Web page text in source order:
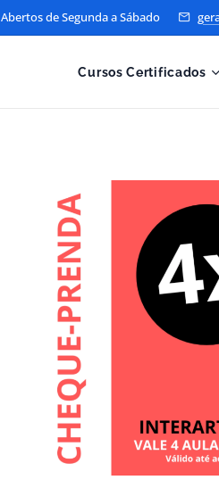
Abertos de Segunda a Sábado
Cursos Certificados